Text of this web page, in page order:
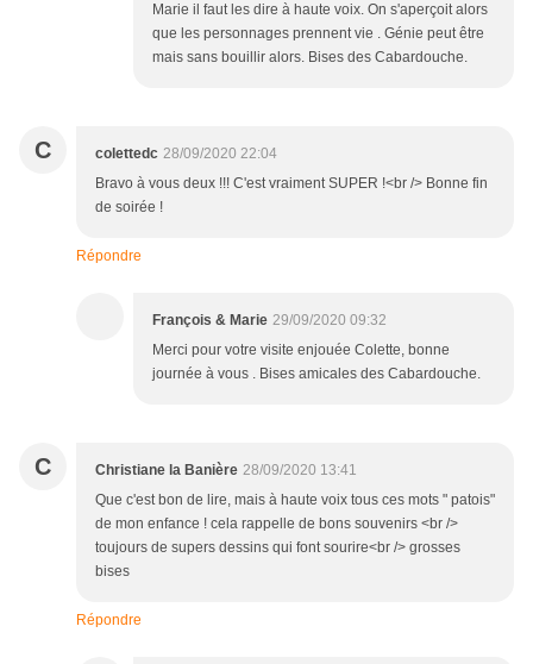
Marie il faut les dire à haute voix. On s'aperçoit alors
que les personnages prennent vie . Génie peut être
mais sans bouillir alors. Bises des Cabardouche.
C colettedc 28/09/2020 22:04
Bravo à vous deux !!! C'est vraiment SUPER !<br /> Bonne fin
de soirée !
Répondre
François & Marie 29/09/2020 09:32
Merci pour votre visite enjouée Colette, bonne
journée à vous . Bises amicales des Cabardouche.
C Christiane la Banière 28/09/2020 13:41
Que c'est bon de lire, mais à haute voix tous ces mots " patois"
de mon enfance ! cela rappelle de bons souvenirs <br />
toujours de supers dessins qui font sourire<br /> grosses
bises
Répondre